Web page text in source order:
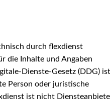
durch flexdienst
die Inhalte und Angaben
Dienste-Gesetz (DDG) ist
Person oder juristische
ist nicht